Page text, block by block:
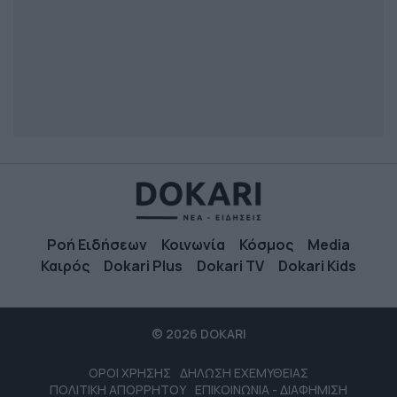
Ροή Ειδήσεων Κοινωνία Κόσμος
Media
Καιρός
Dokari Plus Dokari TV Dokari Kids
© 2026 DOKARI
ΟΡΟΙ ΧΡΗΣΗΣ ΔΗΛΩΣΗ ΕΧΕΜΥΘΕΙΑΣ
ΠΟΛΙΤΙΚΗ ΑΠΟΡΡΗΤΟΥ ΕΠΙΚΟΙΝΩΝΙΑ - ΔΙΑΦΗΜΙΣΗ